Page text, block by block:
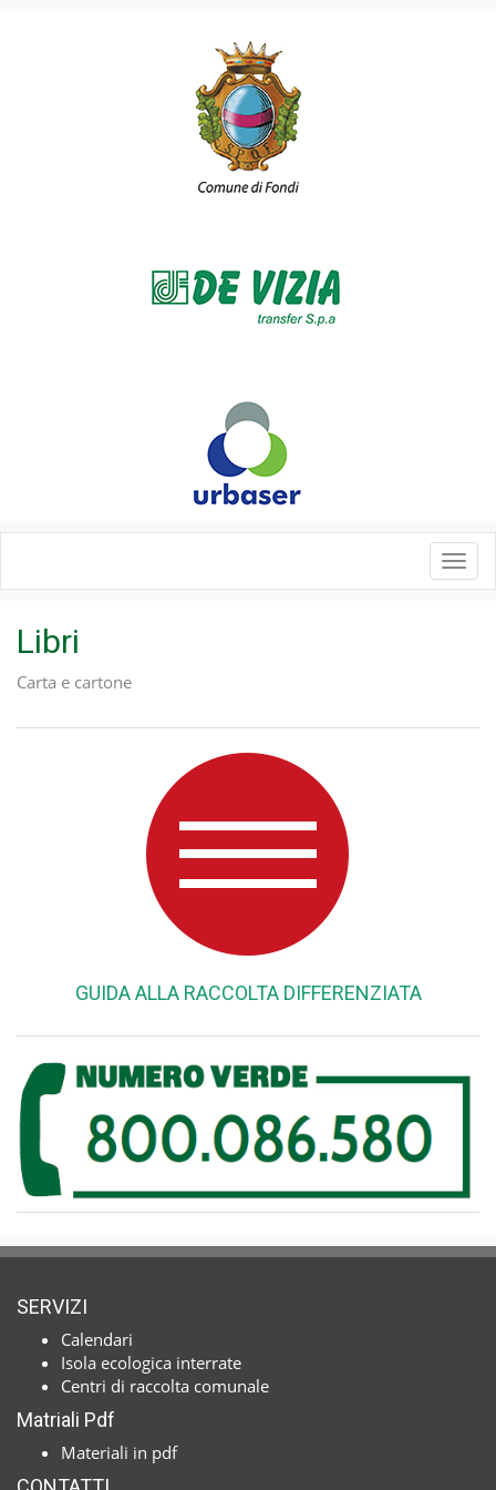
Libri
Carta e cartone
GUIDA ALLA RACCOLTA DIFFERENZIATA
SERVIZI
Calendari
Isola ecologica interrate
Centri di raccolta comunale
Matriali Pdf
Materiali in pdf